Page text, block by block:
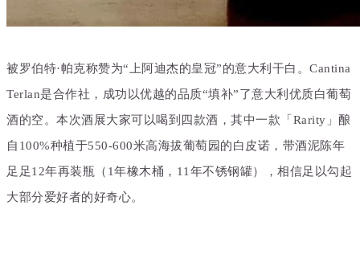
被罗伯特·帕克称赞为“上阿迪杰的皇冠”的意大利干白。Cantina
Terlan是合作社，成功以优越的品质“填补”了意大利优质白葡萄
酒的空。本次酒展大家可以喝到四款酒，其中一款「Rarity」酿
自 100%种植于550-600米高海拔葡萄园的白皮诺，带酒泥陈年
足足12年再装瓶（1年橡木桶，11年不锈钢罐），相信足以勾起
大部分爱好者的好奇心。